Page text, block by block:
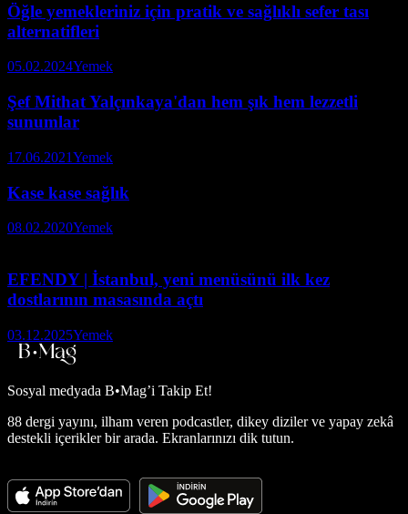
Öğle yemekleriniz için pratik ve sağlıklı sefer tası
alternatifleri
05.02.2024Yemek
Şef Mithat Yalçınkaya'dan hem şık hem lezzetli
sunumlar
17.06.2021Yemek
Kase kase sağlık
08.02.2020Yemek
EFENDY | İstanbul, yeni menüsünü ilk kez
dostlarının masasında açtı
03.12.2025Yemek
Sosyal medyada B•Mag’i Takip Et!
88 dergi yayını, ilham veren podcastler, dikey diziler ve yapay zekâ
destekli içerikler bir arada. Ekranlarınızı dik tutun.